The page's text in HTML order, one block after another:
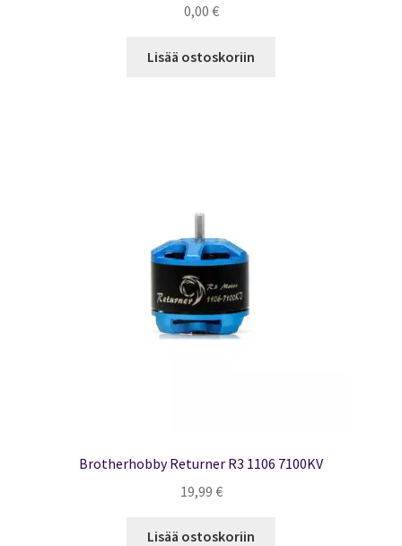
0,00 €
Lisää ostoskoriin
Brotherhobby Returner R3 1106 7100KV
19,99 €
Lisää ostoskoriin